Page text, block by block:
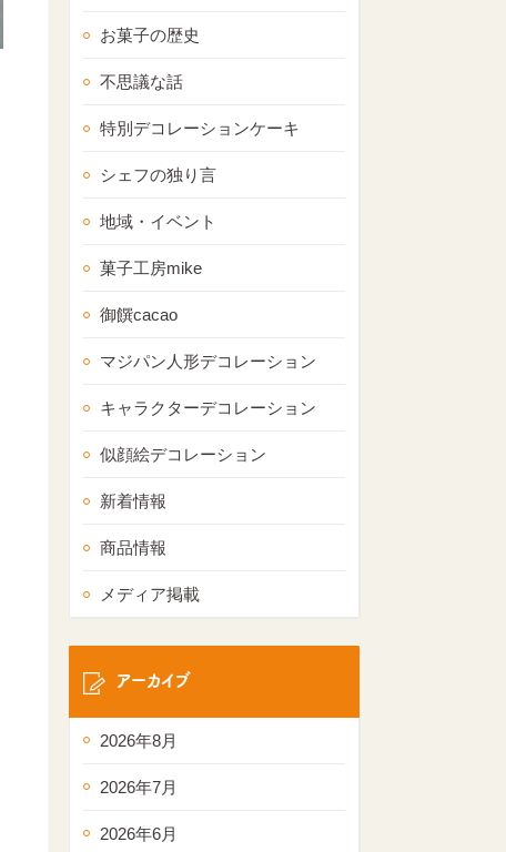
お菓子の歴史
不思議な話
特別デコレーションケーキ
シェフの独り言
地域・イベント
菓子工房mike
御饌cacao
マジパン人形デコレーション
キャラクターデコレーション
似顔絵デコレーション
新着情報
商品情報
メディア掲載
アーカイブ
2026年8月
2026年7月
2026年6月